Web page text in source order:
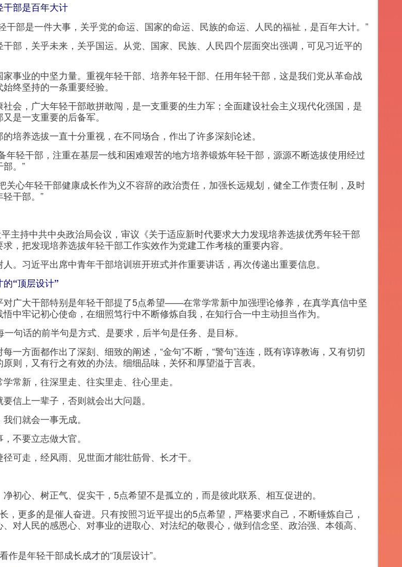
部是百年大计
部是一件大事，关乎党的命运、国家的命运、民族的命运、人民的福祉，是百年大计。”
，关乎未来，关乎国运。从党、国家、民族、人民四个层面突出强调，可见习近平的
业的中坚力量。重视年轻干部、培养年轻干部、任用年轻干部，这是我们党从革命战
终坚持的一条重要经验。
，广大年轻干部敢拼敢闯，是一支重要的生力军；全面建设社会主义现代化强国，是
是一支重要的后备军。
养选拔一直十分重视，在不同场合，作出了许多深刻论述。
干部，注重在基层一线和困难艰苦的地方培养锻炼年轻干部，源源不断选拔使用经过
。”
年轻干部健康成长作为义不容辞的政治责任，加强长远规划，健全工作责任制，及时
干部。”
持中共中央政治局会议，审议《关于适应新时代要求大力发现培养选拔优秀年轻干部
，把发现培养选拔年轻干部工作实效作为党建工作考核的重要内容。
习近平出席中青年干部培训班开班式并作重要讲话，再次传递出重要信息。
“顶层设计”
广大干部特别是年轻干部提了5点希望——在常学常新中加强理论修养，在真学真信中坚
中牢记初心使命，在细照笃行中不断修炼自我，在知行合一中主动担当作为。
话的前半句是方式、是要求，后半句是任务、是目标。
方面都作出了深刻、细致的阐述，“金句”不断，“警句”连连，既有谆谆教诲，又有切切
则，又有行之有效的办法。细细品味，关怀和厚望溢于言表。
新，往深里走、往实里走、往心里走。
上一辈子，否则就会出大问题。
就会一事无成。
要立志做大官。
走，经风雨、见世面才能壮筋骨、长才干。
心、树正气、促实干，5点希望不是孤立的，而是彼此联系、相互促进的。
更多的是催人奋进。只有按照习近平提出的5点希望，严格要求自己，不断锤炼自己，
对人民的感恩心、对事业的进取心、对法纪的敬畏心，做到信念坚、政治强、本领高、
是年轻干部成长成才的“顶层设计”。